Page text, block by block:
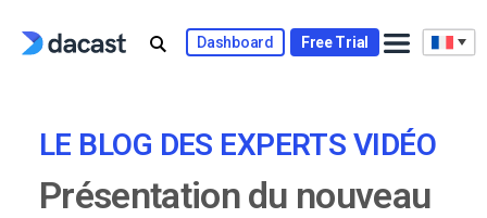
Dashboard Free Trial
LE BLOG DES EXPERTS VIDÉO
Présentation du nouveau